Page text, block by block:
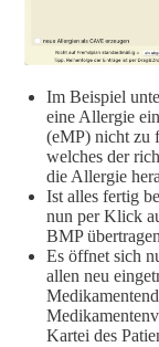
Im Beispiel
eine Allergie
(eMP) nicht zu
welches der
die Allergie
Ist alles fertig
nun per Klick
BMP
Es öffnet sich
allen neu
Kartei des